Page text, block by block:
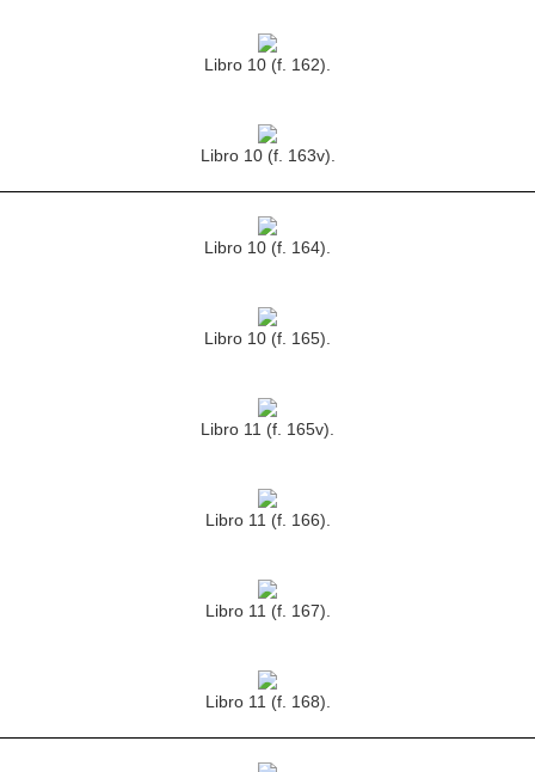
Libro 10 (f. 162).
Libro 10 (f. 163v).
Libro 10 (f. 164).
Libro 10 (f. 165).
Libro 11 (f. 165v).
Libro 11 (f. 166).
Libro 11 (f. 167).
Libro 11 (f. 168).